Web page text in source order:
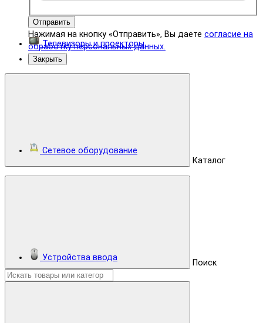
Отправить
Нажимая на кнопку «Отправить», Вы даете согласие на
обработку персональных данных.
Закрыть
Каталог
Поиск
Телевизоры и проекторы
Сетевое оборудование
Устройства ввода